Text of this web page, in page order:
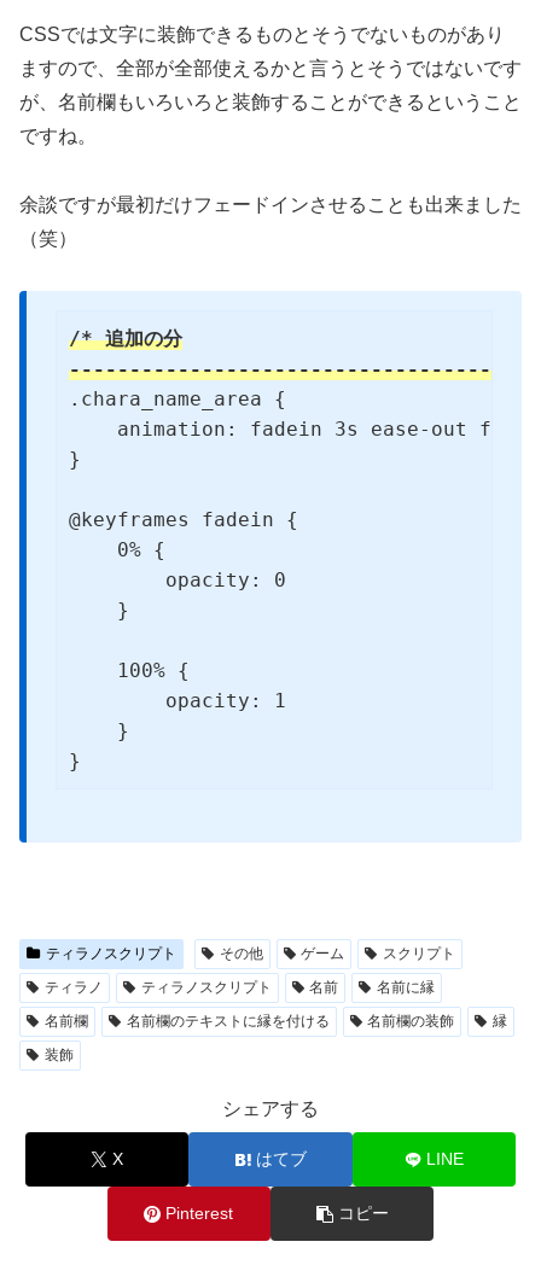
CSSでは文字に装飾できるものとそうでないものがあり
ますので、全部が全部使えるかと言うとそうではないです
が、名前欄もいろいろと装飾することができるということ
ですね。
余談ですが最初だけフェードインさせることも出来ました
（笑）
/* 追加の分
--------------------------------------
.chara_name_area {
animation: fadein 3s ease-out
}
@keyframes fadein {
    0% {
        opacity: 0
    }
    100% {
        opacity: 1
    }
}
ティラノスクリプト その他 ゲーム
スクリプト
ティラノ
ティラノスクリプト 名前
名前に縁
名前欄
名前欄のテキストに縁を付ける 名前欄の装飾
縁
装飾
シェアする
X はてブ LINE
Pinterest コピー